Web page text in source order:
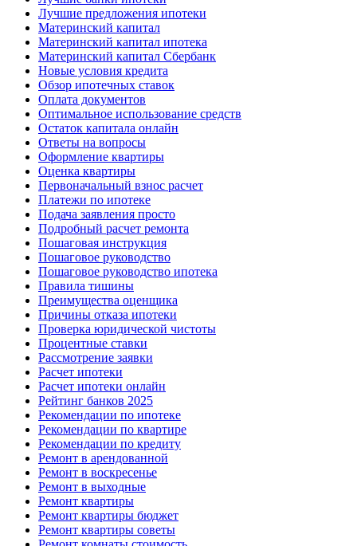
Лучшие предложения ипотеки
Материнский капитал
Материнский капитал ипотека
Материнский капитал Сбербанк
Новые условия кредита
Обзор ипотечных ставок
Оплата документов
Оптимальное использование средств
Остаток капитала онлайн
Ответы на вопросы
Оформление квартиры
Оценка квартиры
Первоначальный взнос расчет
Платежи по ипотеке
Подача заявления просто
Подробный расчет ремонта
Пошаговая инструкция
Пошаговое руководство
Пошаговое руководство ипотека
Правила тишины
Преимущества оценщика
Причины отказа ипотеки
Проверка юридической чистоты
Процентные ставки
Рассмотрение заявки
Расчет ипотеки
Расчет ипотеки онлайн
Рейтинг банков 2025
Рекомендации по ипотеке
Рекомендации по квартире
Рекомендации по кредиту
Ремонт в арендованной
Ремонт в воскресенье
Ремонт в выходные
Ремонт квартиры
Ремонт квартиры бюджет
Ремонт квартиры советы